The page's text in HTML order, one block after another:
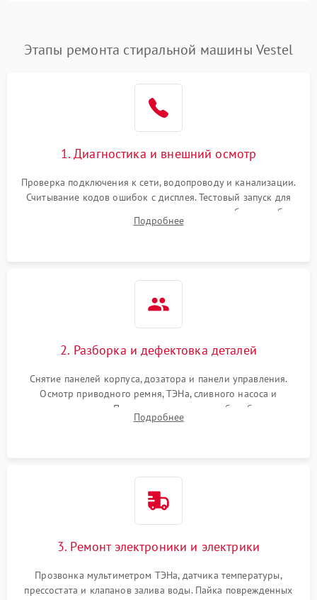
Замена платы управления Подробнее →
Этапы ремонта стиральной машины Vestel
1. Диагностика и внешний осмотр
Проверка подключения к сети, водопроводу и канализации.
Считывание кодов ошибок с дисплея. Тестовый запуск для
выявления посторонних шумов, протечек или сбоев в работе
электронного модуля управления.
Подробнее
2. Разборка и дефектовка деталей
Снятие панелей корпуса, дозатора и панели управления.
Осмотр приводного ремня, ТЭНа, сливного насоса и
амортизаторов. Проверка подшипников барабана и
крестовины на износ, а манжеты люка на разрывы.
Подробнее
3. Ремонт электроники и электрики
Прозвонка мультиметром ТЭНа, датчика температуры,
прессостата и клапанов залива воды. Пайка поврежденных